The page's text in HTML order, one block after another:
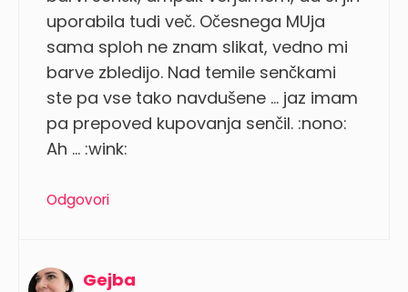
uporabila tudi več. Očesnega MUja
sama sploh ne znam slikat, vedno mi
barve zbledijo. Nad temile senčkami
ste pa vse tako navdušene … jaz imam
pa prepoved kupovanja senčil. :nono:
Ah … :wink:
Odgovori
Gejba